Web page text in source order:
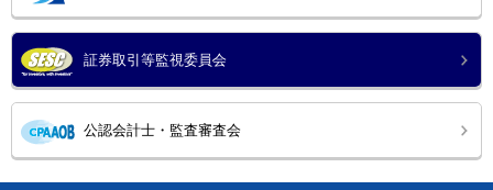
証券取引等監視委員会
公認会計士・監査審査会